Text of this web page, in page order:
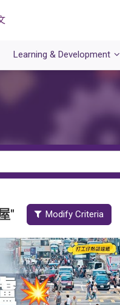
Learning & Development
" Modify Criteria